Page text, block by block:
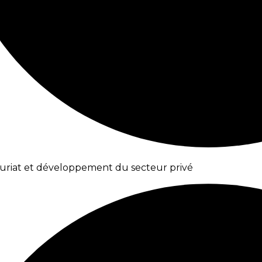
et développement du secteur privé